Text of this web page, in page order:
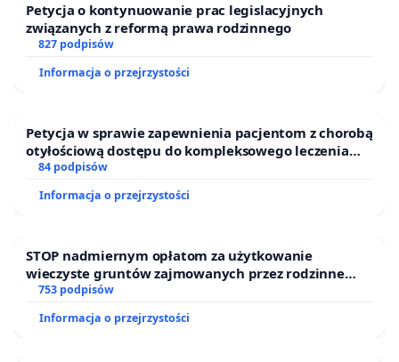
Petycja o kontynuowanie prac legislacyjnych
związanych z reformą prawa rodzinnego
827 podpisów
Informacja o przejrzystości
Petycja w sprawie zapewnienia pacjentom z chorobą
otyłościową dostępu do kompleksowego leczenia
oraz programów profilaktycznych.
84 podpisów
Informacja o przejrzystości
STOP nadmiernym opłatom za użytkowanie
wieczyste gruntów zajmowanych przez rodzinne
ogrody działkowe.
753 podpisów
Informacja o przejrzystości